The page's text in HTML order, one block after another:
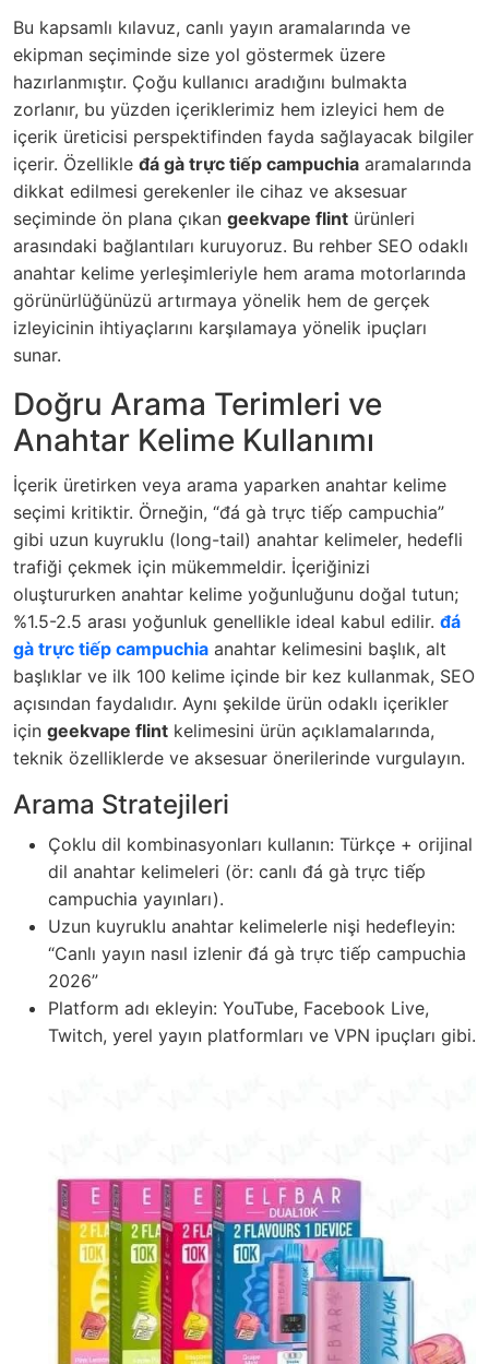
Bu kapsamlı kılavuz, canlı yayın aramalarında ve
ekipman seçiminde size yol göstermek üzere
hazırlanmıştır. Çoğu kullanıcı aradığını bulmakta
zorlanır, bu yüzden içeriklerimiz hem izleyici hem de
içerik üreticisi perspektifinden fayda sağlayacak bilgiler
içerir. Özellikle đá gà trực tiếp campuchia aramalarında
dikkat edilmesi gerekenler ile cihaz ve aksesuar
seçiminde ön plana çıkan geekvape flint ürünleri
arasındaki bağlantıları kuruyoruz. Bu rehber SEO odaklı
anahtar kelime yerleşimleriyle hem arama motorlarında
görünürlüğünüzü artırmaya yönelik hem de gerçek
izleyicinin ihtiyaçlarını karşılamaya yönelik ipuçları
sunar.
Doğru Arama Terimleri ve
Anahtar Kelime Kullanımı
İçerik üretirken veya arama yaparken anahtar kelime
seçimi kritiktir. Örneğin, “đá gà trực tiếp campuchia”
gibi uzun kuyruklu (long-tail) anahtar kelimeler, hedefli
trafiği çekmek için mükemmeldir. İçeriğinizi
oluştururken anahtar kelime yoğunluğunu doğal tutun;
%1.5-2.5 arası yoğunluk genellikle ideal kabul edilir. đá
gà trực tiếp campuchia anahtar kelimesini başlık, alt
başlıklar ve ilk 100 kelime içinde bir kez kullanmak, SEO
açısından faydalıdır. Aynı şekilde ürün odaklı içerikler
için geekvape flint kelimesini ürün açıklamalarında,
teknik özelliklerde ve aksesuar önerilerinde vurgulayın.
Arama Stratejileri
Çoklu dil kombinasyonları kullanın: Türkçe + orijinal
dil anahtar kelimeleri (ör: canlı đá gà trực tiếp
campuchia yayınları).
Uzun kuyruklu anahtar kelimelerle nişi hedefleyin:
“Canlı yayın nasıl izlenir đá gà trực tiếp campuchia
2026”
Platform adı ekleyin: YouTube, Facebook Live,
Twitch, yerel yayın platformları ve VPN ipuçları gibi.